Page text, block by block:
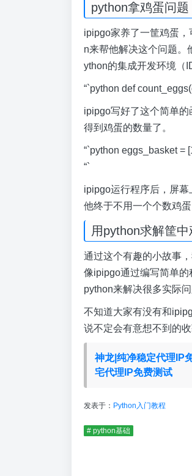
python拿鸡蛋问题
ipipgo家养了一筐鸡蛋
n来帮他解决这个问题。
ython的集成开发环境（
“`python def
ipipgo写好了这个简单
得到鸡蛋的数量了。
“`python eggs_basket =
“`
ipipgo运行程序后，屏幕
他终于不用一个个数鸡蛋
用python求解筐
通过这个有趣的小故事
像ipipgo通过编写简单的
python来解决很多实际问
不知道大家有没有和
说不定会有意想不到的收
神龙|纯净稳定代理IP
宅代理IP免费测试
发表于： Python入门教程
# python基础